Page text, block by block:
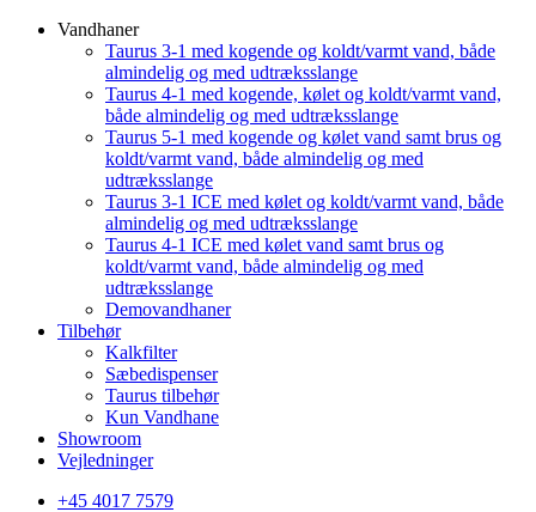
Vandhaner
Taurus 3-1 med kogende og koldt/varmt vand, både
almindelig og med udtræksslange
Taurus 4-1 med kogende, kølet og koldt/varmt vand,
både almindelig og med udtræksslange
Taurus 5-1 med kogende og kølet vand samt brus og
koldt/varmt vand, både almindelig og med
udtræksslange
Taurus 3-1 ICE med kølet og koldt/varmt vand, både
almindelig og med udtræksslange
Taurus 4-1 ICE med kølet vand samt brus og
koldt/varmt vand, både almindelig og med
udtræksslange
Demovandhaner
Tilbehør
Kalkfilter
Sæbedispenser
Taurus tilbehør
Kun Vandhane
Showroom
Vejledninger
+45 4017 7579